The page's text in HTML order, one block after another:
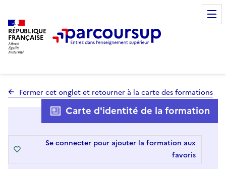
RÉPUBLIQUE
FRANÇAISE
Fermer cet onglet et retourner à la carte des formations
Carte d'identité de la formation
Se connecter pour ajouter la formation aux
favoris